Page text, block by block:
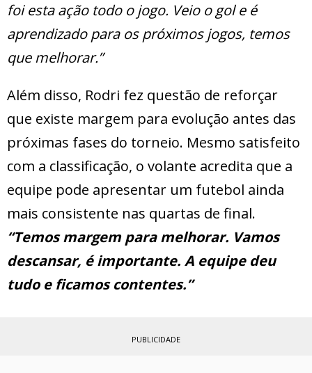
foi esta ação todo o jogo. Veio o gol e é
aprendizado para os próximos jogos, temos
que melhorar.”
Além disso, Rodri fez questão de reforçar
que existe margem para evolução antes das
próximas fases do torneio. Mesmo satisfeito
com a classificação, o volante acredita que a
equipe pode apresentar um futebol ainda
mais consistente nas quartas de final.
“Temos margem para melhorar. Vamos
descansar, é importante. A equipe deu
tudo e ficamos contentes.”
PUBLICIDADE